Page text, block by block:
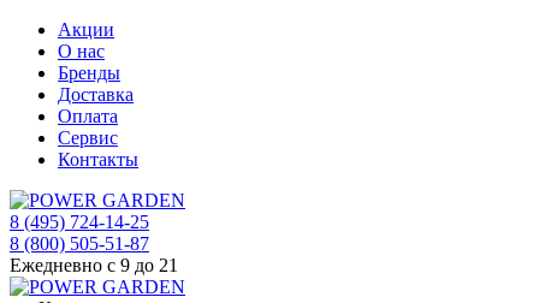
Акции
О нас
Бренды
Доставка
Оплата
Сервис
Контакты
8 (495) 724-14-25
8 (800) 505-51-87
Ежедневно с 9 до 21